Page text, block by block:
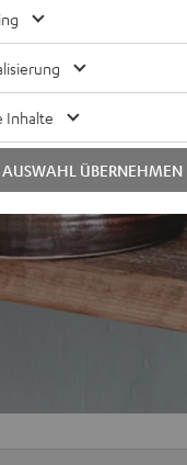
20 Bewertungen)
Inhalte
AUSWAHL ÜBERNEHMEN